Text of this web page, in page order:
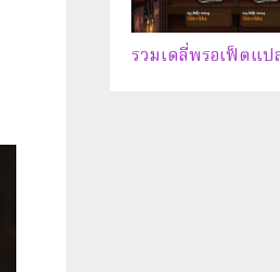
รวมเดลี่พรอเฟ็ตแ